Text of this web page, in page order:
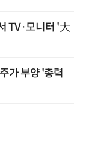
TV·모니터 '大
가 부양 '총력